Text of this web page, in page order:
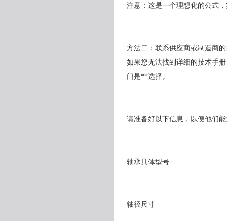
注意：这是一个理想化的公式
方法二：联系供应商或制造商
如果您无法找到详细的技术手
门是**选择。
请准备好以下信息，以便他们
轴承具体型号
轴径尺寸